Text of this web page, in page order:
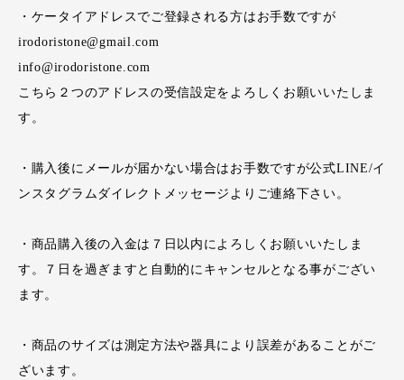
・ケータイアドレスでご登録される方はお手数ですが
irodoristone@gmail.com
info@irodoristone.com
こちら２つのアドレスの受信設定をよろしくお願いいたしま
す。
・購入後にメールが届かない場合はお手数ですが公式LINE/イ
ンスタグラムダイレクトメッセージよりご連絡下さい。
・商品購入後の入金は７日以内によろしくお願いいたしま
す。７日を過ぎますと自動的にキャンセルとなる事がござい
ます。
・商品のサイズは測定方法や器具により誤差があることがご
ざいます。